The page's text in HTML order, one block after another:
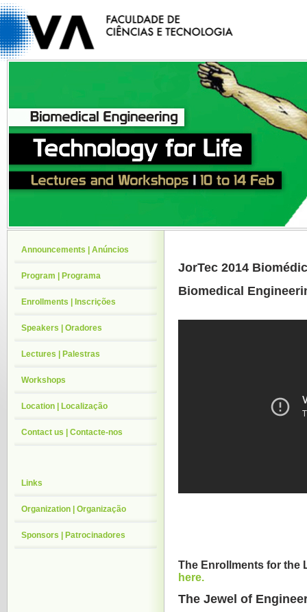
JorTec 2014
Biomedical
The Enrollments for the
here.
The Jewel of
Announcements | Anúncios
Program | Programa
Enrollments | Inscrições
Speakers | Oradores
Lectures | Palestras
Workshops
Location | Localização
Contact us | Contacte-nos
Links
Organization | Organização
Sponsors | Patrocinadores